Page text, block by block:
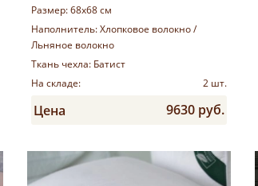
Размер:68х68 см
Наполнитель:Хлопковое волокно /
Льняное волокно
Ткань чехла: Батист
На складе:
2 шт.
Цена 9630 руб.